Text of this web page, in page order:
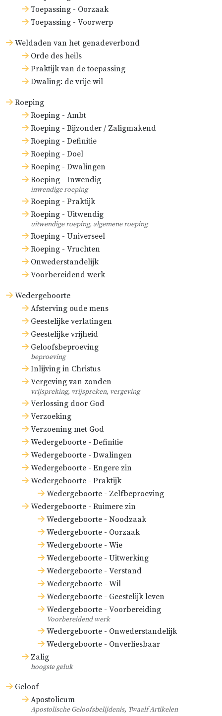
Toepassing - Oorzaak
Toepassing - Voorwerp
Weldaden van het genadeverbond
Orde des heils
Praktijk van de toepassing
Dwaling: de vrije wil
Roeping
Roeping - Ambt
Roeping - Bijzonder / Zaligmakend
Roeping - Definitie
Roeping - Doel
Roeping - Dwalingen
Roeping - Inwendig
inwendige roeping
Roeping - Praktijk
Roeping - Uitwendig
uitwendige roeping, algemene roeping
Roeping - Universeel
Roeping - Vruchten
Onwederstandelijk
Voorbereidend werk
Wedergeboorte
Afsterving oude mens
Geestelijke verlatingen
Geestelijke vrijheid
Geloofsbeproeving
beproeving
Inlijving in Christus
Vergeving van zonden
vrijspreking, vrijspreken, vergeving
Verlossing door God
Verzoeking
Verzoening met God
Wedergeboorte - Definitie
Wedergeboorte - Dwalingen
Wedergeboorte - Engere zin
Wedergeboorte - Praktijk
Wedergeboorte - Zelfbeproeving
Wedergeboorte - Ruimere zin
Wedergeboorte - Noodzaak
Wedergeboorte - Oorzaak
Wedergeboorte - Wie
Wedergeboorte - Uitwerking
Wedergeboorte - Verstand
Wedergeboorte - Wil
Wedergeboorte - Geestelijk leven
Wedergeboorte - Voorbereiding
Voorbereidend werk
Wedergeboorte - Onwederstandelijk
Wedergeboorte - Onverliesbaar
Zalig
hoogste geluk
Geloof
Apostolicum
Apostolische Geloofsbelijdenis, Twaalf Artikelen